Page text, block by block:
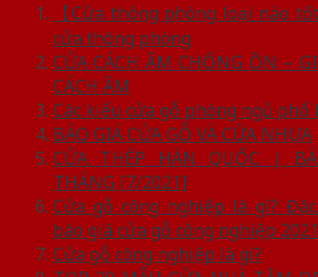
【Cửa thông phòng loại nào
cửa thông phòng
CỬA CÁCH ÂM CHỐNG ỒN –
CÁCH ÂM
Các kiểu cửa gỗ phòng ngủ
BÁO GIÁ CỬA GỖ VÀ CỬA NHỰA
CỬA THÉP HÀN QUỐC |
THÁNG [7/2021]
Cửa gỗ công nghiệp là gì?
báo giá cửa gỗ công nghiệp 2021
Cửa gỗ công nghiệp là gì?